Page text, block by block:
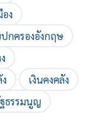
ง
กครองอังกฤษ
เงินคงคลัง
ธรรมนูญ